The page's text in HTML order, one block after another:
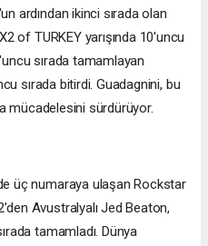
ardından ikinci sırada olan
of TURKEY yarışında 10'uncu
sırada tamamlayan
sırada bitirdi. Guadagnini, bu
mücadelesini sürdürüyor.
üç numaraya ulaşan Rockstar
Avustralyalı Jed Beaton,
tamamladı. Dünya